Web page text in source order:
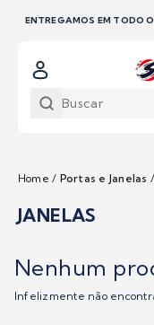
LOJISTAS,
Home / Portas e Janelas
JANELAS
Nenhum
Infelizmente não